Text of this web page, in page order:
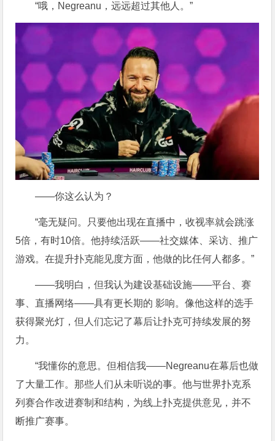
“哦，Negreanu，远远超过其他人。”
——你这么认为？
“毫无疑问。只要他出现在直播中，收视率就会跳涨
5倍，有时10倍。他持续活跃——社交媒体、采访、推广
游戏。在提升扑克能见度方面，他做的比任何人都多。”
——我明白，但我认为建设基础设施——平台、赛
事、直播网络——具有更长期的 影响。像他这样的选手
获得聚光灯，但人们忘记了幕后让扑克可持续发展的努
力。
“我懂你的意思。但相信我——Negreanu在幕后也做
了大量工作。那些人们从未听说的事。他与世界扑克系
列赛合作改进赛制和结构，为线上扑克提供意见，并不
断推广赛事。